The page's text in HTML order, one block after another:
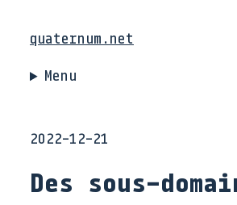
quaternum.net
Menu
2022-12-21
Des sous-